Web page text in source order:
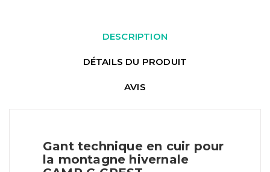
DESCRIPTION
DÉTAILS DU PRODUIT
AVIS
Gant technique en cuir pour
la montagne hivernale